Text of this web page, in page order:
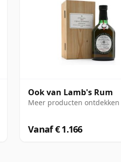
Ook van Lamb's Rum
Meer producten ontdekken
Vanaf € 1.166